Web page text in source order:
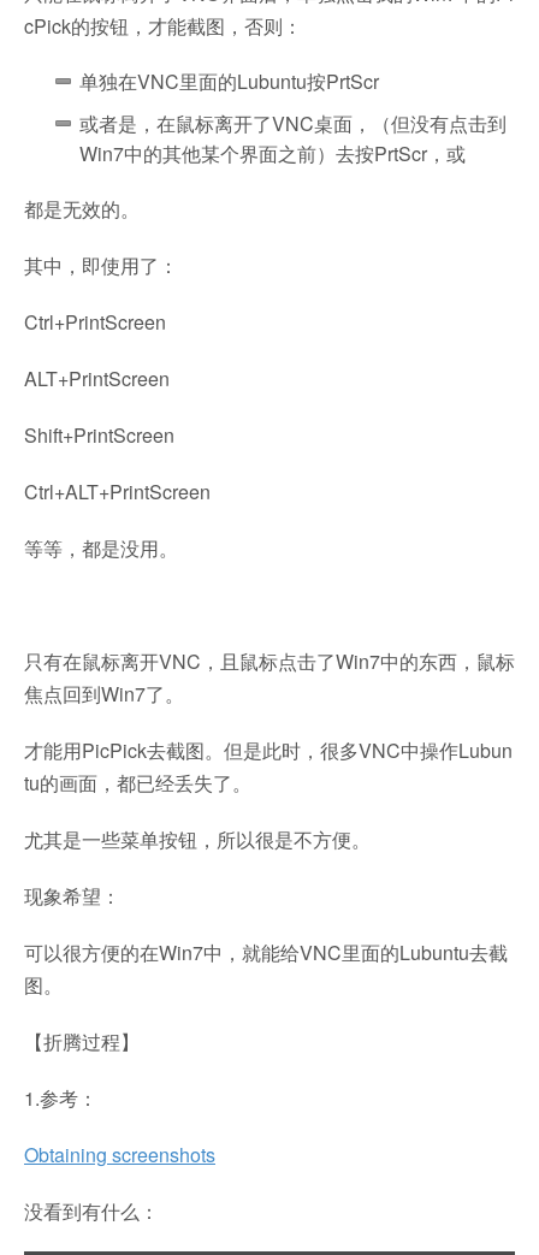
cPick的按钮，才能截图，否则：
单独在VNC里面的Lubuntu按PrtScr
或者是，在鼠标离开了VNC桌面，（但没有点击到
Win7中的其他某个界面之前）去按PrtScr，或
都是无效的。
其中，即使用了：
Ctrl+PrintScreen
ALT+PrintScreen
Shift+PrintScreen
Ctrl+ALT+PrintScreen
等等，都是没用。
只有在鼠标离开VNC，且鼠标点击了Win7中的东西，鼠标
焦点回到Win7了。
才能用PicPick去截图。但是此时，很多VNC中操作Lubun
tu的画面，都已经丢失了。
尤其是一些菜单按钮，所以很是不方便。
现象希望：
可以很方便的在Win7中，就能给VNC里面的Lubuntu去截
图。
【折腾过程】
1.参考：
Obtaining screenshots
没看到有什么：